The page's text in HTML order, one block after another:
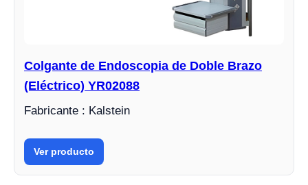
Colgante de Endoscopia de Doble Brazo
(Eléctrico) YR02088
Fabricante : Kalstein
Ver producto